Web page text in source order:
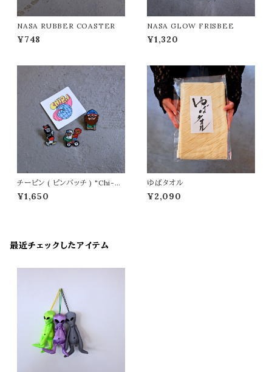
NASA RUBBER COASTER
¥748
NASA GLOW FRISBEE
¥1,320
チーピン ( ピンバッチ ) "Chi-be
e/チービー"
¥1,650
ゆばタオル
¥2,090
最近チェックしたアイテム